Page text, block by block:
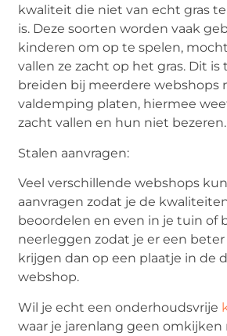
kwaliteit die niet van echt gras
is. Deze soorten worden vaak
kinderen om op te spelen,
vallen ze zacht op het gras. Dit
breiden bij meerdere webshops
valdemping platen, hiermee
zacht vallen en hun niet bezeren.
Stalen aanvragen:
Veel verschillende webshops
aanvragen zodat je de
beoordelen en even in je tuin of
neerleggen zodat je er een
krijgen dan op een plaatje in de
webshop.
Wil je echt een onderhoudsvrije
waar je jarenlang geen omkijken